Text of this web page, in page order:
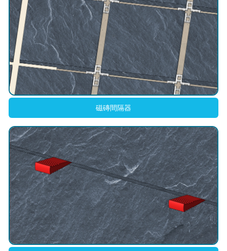
磁磚間隔器